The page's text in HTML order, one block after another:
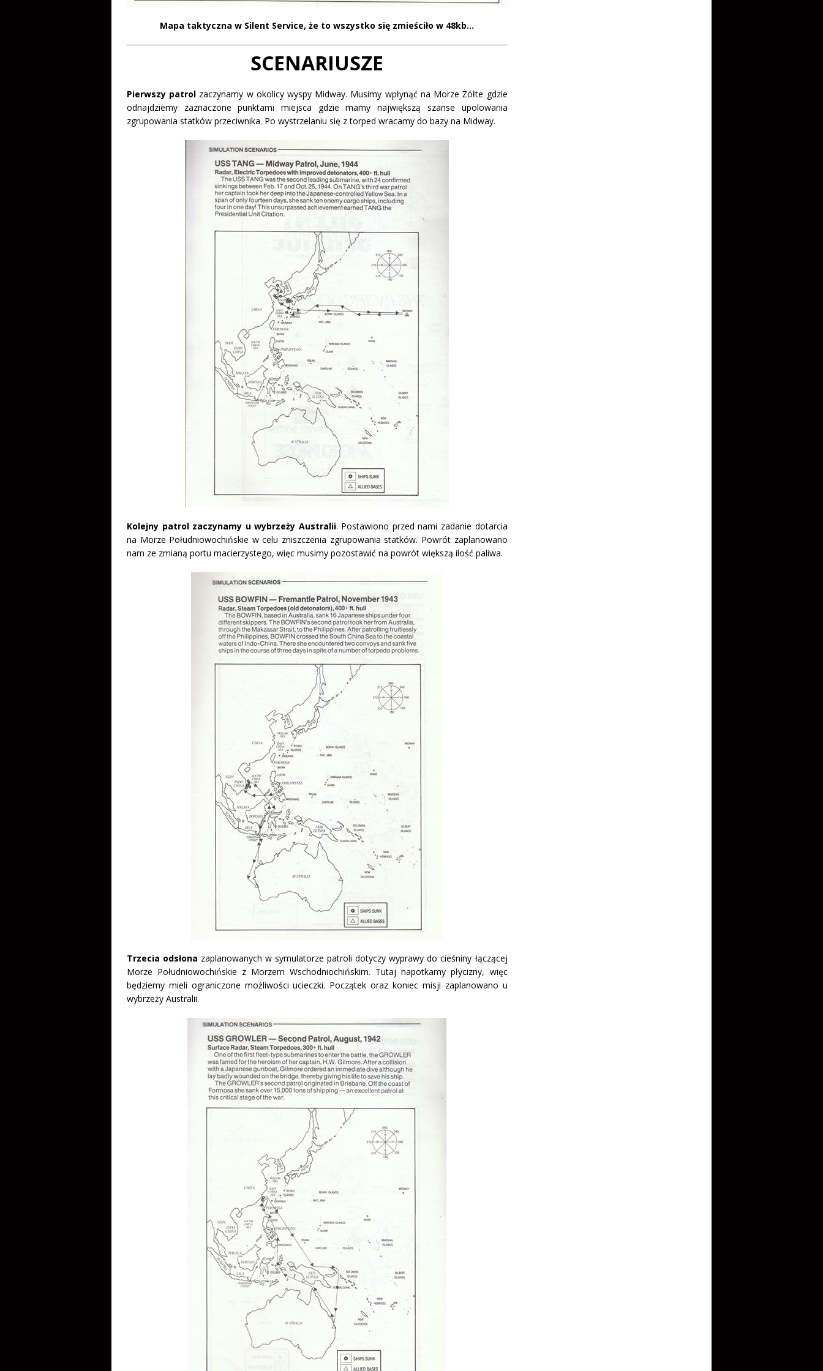
Mapa taktyczna w Silent Service, że to wszystko się zmieściło w 48kb…
SCENARIUSZE
Pierwszy patrol zaczynamy w okolicy wyspy Midway. Musimy wpłynąć na Morze Żółte gdzie
odnajdziemy zaznaczone punktami miejsca gdzie mamy największą szanse upolowania
zgrupowania statków przeciwnika. Po wystrzelaniu się z torped wracamy do bazy na Midway.
Kolejny patrol zaczynamy u wybrzeży Australii. Postawiono przed nami zadanie dotarcia
na Morze Południowochińskie w celu zniszczenia zgrupowania statków. Powrót zaplanowano
nam ze zmianą portu macierzystego, więc musimy pozostawić na powrót większą ilość paliwa.
Trzecia odsłona zaplanowanych w symulatorze patroli dotyczy wyprawy do cieśniny łączącej
Morze Południowochińskie z Morzem Wschodniochińskim. Tutaj napotkamy płycizny, więc
będziemy mieli ograniczone możliwości ucieczki. Początek oraz koniec misji zaplanowano u
wybrzeży Australii.